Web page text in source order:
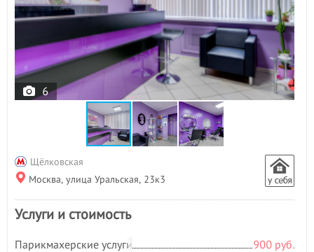
6
Щёлковская
Москва, улица Уральская, 23к3
Услуги и стоимость
Парикмахерские услуги
900 руб.